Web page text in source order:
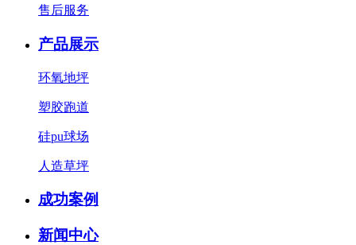
售后服务
产品展示
环氧地坪
塑胶跑道
硅pu球场
人造草坪
成功案例
新闻中心